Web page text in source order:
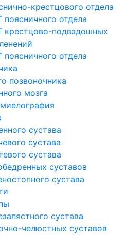
крестцового отдела
поясничного отдела
крестцово-подвздошных
поясничного отдела
позвоночника
мозга
сустава
сустава
сустава
суставов
сустава
сустава
челюстных суставов